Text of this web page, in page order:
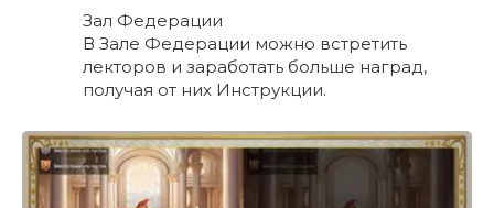
Зал Федерации
В Зале Федерации можно встретить
лекторов и заработать больше наград,
получая от них Инструкции.